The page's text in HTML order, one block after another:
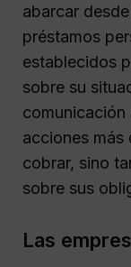
abarcar
préstamos
establecidos
sobre su
comunicación
acciones más
cobrar, sino
sobre sus
Las